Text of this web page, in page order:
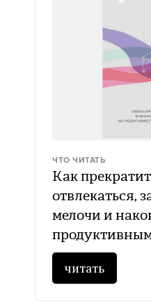
ЧТО ЧИТАТЬ
Как
отвлекаться,
мелочи и
читать